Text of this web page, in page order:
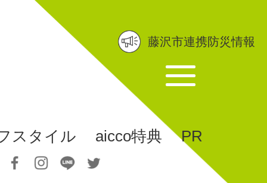
スタイル aicco特典 PR
藤沢市連携防災情報